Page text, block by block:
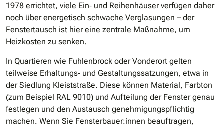
1978 errichtet, viele Ein‐ und Reihenhäuser verfügen daher
noch über energetisch schwache Verglasungen – der
Fenstertausch ist hier eine zentrale Maßnahme, um
Heizkosten zu senken.
In Quartieren wie Fuhlenbrock oder Vonderort gelten
teilweise Erhaltungs‐ und Gestaltungssatzungen, etwa in
der Siedlung Kleiststraße. Diese können Material, Farbton
(zum Beispiel RAL 9010) und Aufteilung der Fenster genau
festlegen und den Austausch genehmigungspflichtig
machen. Wenn Sie Fensterbauer:innen beauftragen,